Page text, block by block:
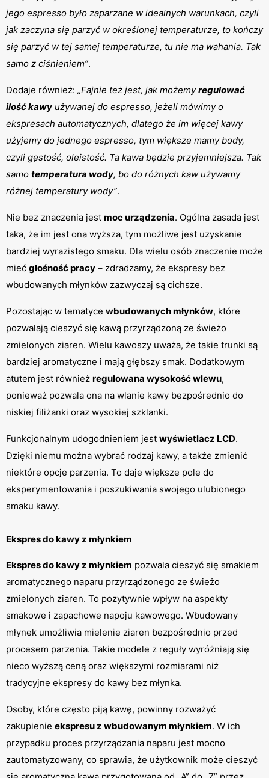
jego espresso było zaparzane w idealnych warunkach, czyli
jak zaczyna się parzyć w określonej temperaturze, to kończy
się parzyć w tej samej temperaturze, tu nie ma wahania. Tak
samo z ciśnieniem”.
Dodaje również: „Fajnie też jest, jak możemy regulować
ilość kawy używanej do espresso, jeżeli mówimy o
ekspresach automatycznych, dlatego że im więcej kawy
użyjemy do jednego espresso, tym większe mamy body,
czyli gęstość, oleistość. Ta kawa będzie przyjemniejsza. Tak
samo temperatura wody, bo do różnych kaw używamy
różnej temperatury wody”.
Nie bez znaczenia jest moc urządzenia. Ogólna zasada jest
taka, że im jest ona wyższa, tym możliwe jest uzyskanie
bardziej wyrazistego smaku. Dla wielu osób znaczenie może
mieć głośność pracy – zdradzamy, że ekspresy bez
wbudowanych młynków zazwyczaj są cichsze.
Pozostając w tematyce wbudowanych młynków, które
pozwalają cieszyć się kawą przyrządzoną ze świeżo
zmielonych ziaren. Wielu kawoszy uważa, że takie trunki są
bardziej aromatyczne i mają głębszy smak. Dodatkowym
atutem jest również regulowana wysokość wlewu,
ponieważ pozwala ona na wlanie kawy bezpośrednio do
niskiej filiżanki oraz wysokiej szklanki.
Funkcjonalnym udogodnieniem jest wyświetlacz LCD.
Dzięki niemu można wybrać rodzaj kawy, a także zmienić
niektóre opcje parzenia. To daje większe pole do
eksperymentowania i poszukiwania swojego ulubionego
smaku kawy.
Ekspres do kawy z młynkiem
Ekspres do kawy z młynkiem pozwala cieszyć się smakiem
aromatycznego naparu przyrządzonego ze świeżo
zmielonych ziaren. To pozytywnie wpływ na aspekty
smakowe i zapachowe napoju kawowego. Wbudowany
młynek umożliwia mielenie ziaren bezpośrednio przed
procesem parzenia. Takie modele z reguły wyróżniają się
nieco wyższą ceną oraz większymi rozmiarami niż
tradycyjne ekspresy do kawy bez młynka.
Osoby, które często piją kawę, powinny rozważyć
zakupienie ekspresu z wbudowanym młynkiem. W ich
przypadku proces przyrządzania naparu jest mocno
zautomatyzowany, co sprawia, że użytkownik może cieszyć